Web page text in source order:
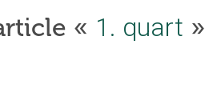
« 1. quart »